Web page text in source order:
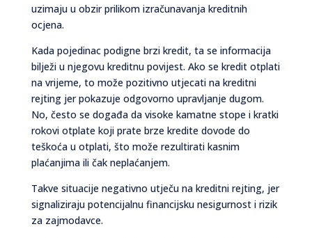
uzimaju u obzir prilikom izračunavanja kreditnih
ocjena.
Kada pojedinac podigne brzi kredit, ta se informacija
bilježi u njegovu kreditnu povijest. Ako se kredit otplati
na vrijeme, to može pozitivno utjecati na kreditni
rejting jer pokazuje odgovorno upravljanje dugom.
No, često se događa da visoke kamatne stope i kratki
rokovi otplate koji prate brze kredite dovode do
teškoća u otplati, što može rezultirati kasnim
plaćanjima ili čak neplaćanjem.
Takve situacije negativno utječu na kreditni rejting, jer
signaliziraju potencijalnu financijsku nesigurnost i rizik
za zajmodavce.